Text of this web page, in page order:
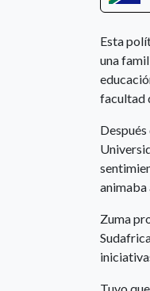
Esta
una
facultad
animaba
Zuma